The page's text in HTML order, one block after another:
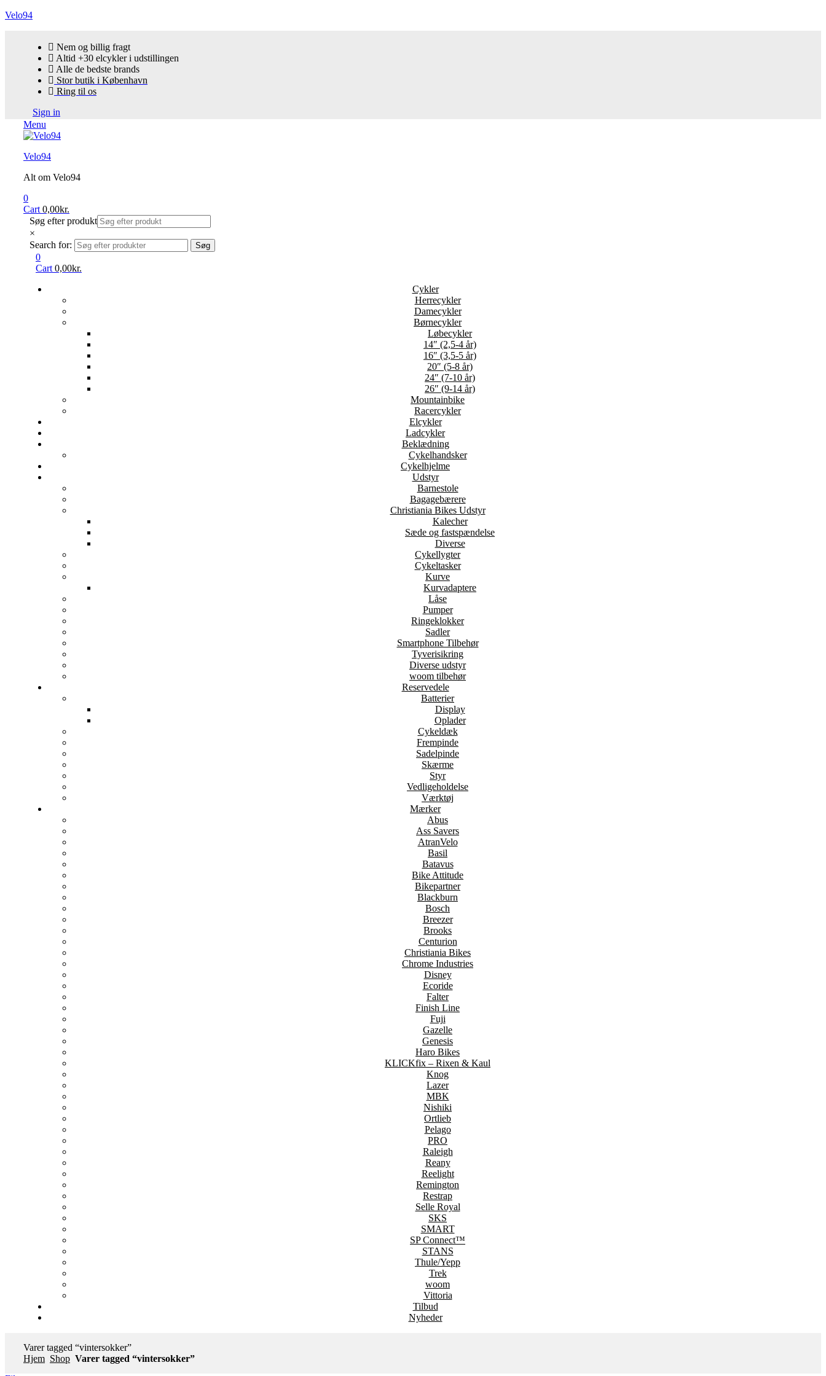
Velo94
Nem og billig fragt
Altid +30 elcykler i udstillingen
Alle de bedste brands
Stor butik i København
Ring til os
Sign in
Menu
Velo94
Alt om Velo94
0
Cart 0,00kr.
Søg efter produkt
×
Search for:
Søg
0
Cart 0,00kr.
Cykler
Herrecykler
Damecykler
Børnecykler
Løbecykler
14″ (2,5-4 år)
16″ (3,5-5 år)
20″ (5-8 år)
24″ (7-10 år)
26″ (9-14 år)
Mountainbike
Racercykler
Elcykler
Ladcykler
Beklædning
Cykelhandsker
Cykelhjelme
Udstyr
Barnestole
Bagagebærere
Christiania Bikes Udstyr
Kalecher
Sæde og fastspændelse
Diverse
Cykellygter
Cykeltasker
Kurve
Kurvadaptere
Låse
Pumper
Ringeklokker
Sadler
Smartphone Tilbehør
Tyverisikring
Diverse udstyr
woom tilbehør
Reservedele
Batterier
Display
Oplader
Cykeldæk
Frempinde
Sadelpinde
Skærme
Styr
Vedligeholdelse
Værktøj
Mærker
Abus
Ass Savers
AtranVelo
Basil
Batavus
Bike Attitude
Bikepartner
Blackburn
Bosch
Breezer
Brooks
Centurion
Christiania Bikes
Chrome Industries
Disney
Ecoride
Falter
Finish Line
Fuji
Gazelle
Genesis
Haro Bikes
KLICKfix – Rixen & Kaul
Knog
Lazer
MBK
Nishiki
Ortlieb
Pelago
PRO
Raleigh
Reany
Reelight
Remington
Restrap
Selle Royal
SKS
SMART
SP Connect™
STANS
Thule/Yepp
Trek
woom
Vittoria
Tilbud
Nyheder
Varer tagged “vintersokker”
Hjem Shop Varer tagged “vintersokker”